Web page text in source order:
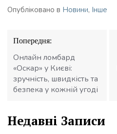
Опубліковано в Новини, Інше
Навігація
записів
Попередня:
Онлайн ломбард
«Оскар» у Києві:
зручність, швидкість та
безпека у кожній угоді
Недавні Записи